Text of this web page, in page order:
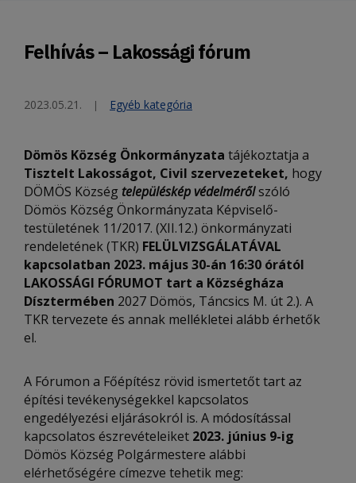
Felhívás – Lakossági fórum
2023.05.21. Egyéb kategória
Dömös Község Önkormányzata tájékoztatja a
Tisztelt Lakosságot, Civil szervezeteket, hogy
DÖMÖS Község településkép védelmérőlszóló
Dömös Község Önkormányzata Képviselő-
testületének 11/2017. (XII.12.) önkormányzati
rendeletének (TKR) FELÜLVIZSGÁLATÁVAL
kapcsolatban 2023. május 30-án 16:30 órától
LAKOSSÁGI FÓRUMOT tart a Községháza
Dísztermében 2027 Dömös, Táncsics M. út 2.). A
TKR tervezete és annak mellékletei alább érhetők
el.
A Fórumon a Főépítész rövid ismertetőt tart az
építési tevékenységekkel kapcsolatos
engedélyezési eljárásokról is. A módosítással
kapcsolatos észrevételeiket 2023. június 9-ig
Dömös Község Polgármestere alábbi
elérhetőségére címezve tehetik meg: